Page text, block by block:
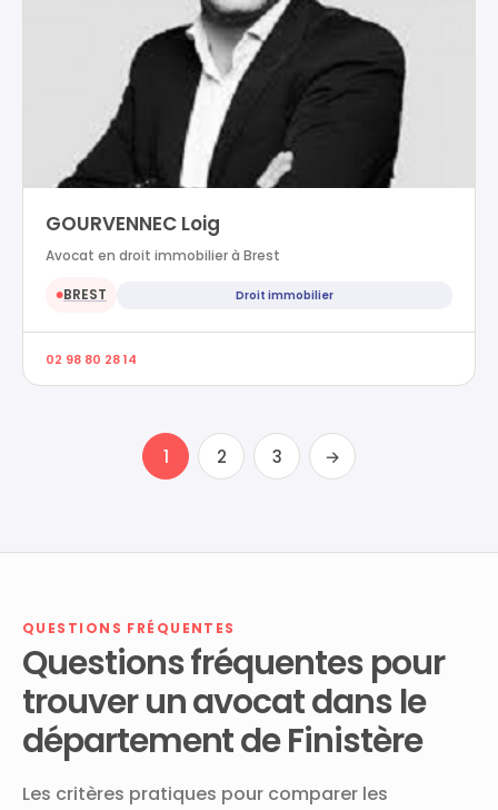
GOURVENNEC Loig
Avocat en droit immobilier à Brest
●BREST Droit immobilier
02 98 80 28 14
1 2 3 →
QUESTIONS FRÉQUENTES
Questions fréquentes pour
trouver un avocat dans le
département de Finistère
Les critères pratiques pour comparer les